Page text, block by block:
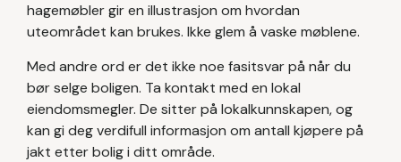
hagemøbler gir en illustrasjon om hvordan
uteområdet kan brukes. Ikke glem å vaske møblene.
Med andre ord er det ikke noe fasitsvar på når du
bør selge boligen. Ta kontakt med en lokal
eiendomsmegler. De sitter på lokalkunnskapen, og
kan gi deg verdifull informasjon om antall kjøpere på
jakt etter bolig i ditt område.